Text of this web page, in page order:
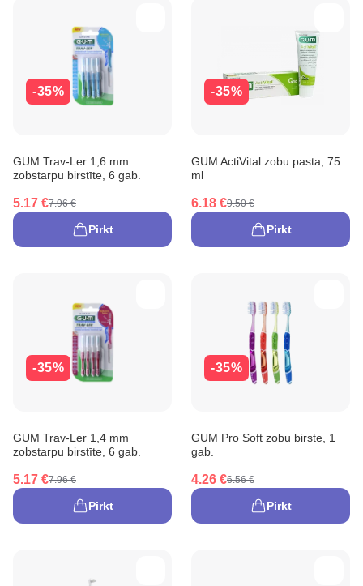
-35%
GUM Trav-Ler 1,6 mm
zobstarpu birstīte, 6 gab.
5.17 €7.96 €
Pirkt
-35%
GUM ActiVital zobu pasta, 75
ml
6.18 €9.50 €
Pirkt
-35%
GUM Trav-Ler 1,4 mm
zobstarpu birstīte, 6 gab.
5.17 €7.96 €
Pirkt
-35%
GUM Pro Soft zobu birste, 1
gab.
4.26 €6.56 €
Pirkt